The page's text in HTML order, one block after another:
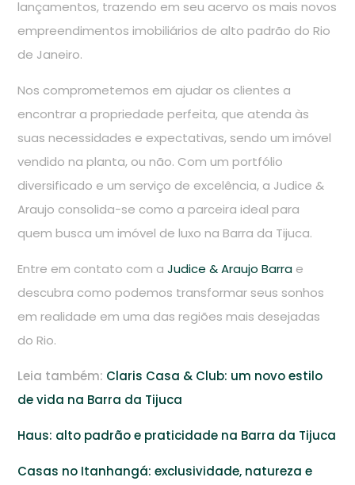
lançamentos, trazendo em seu acervo os mais novos
empreendimentos imobiliários de alto padrão do Rio
de Janeiro.
Nos comprometemos em ajudar os clientes a
encontrar a propriedade perfeita, que atenda às
suas necessidades e expectativas, sendo um imóvel
vendido na planta, ou não. Com um portfólio
diversificado e um serviço de excelência, a Judice &
Araujo consolida-se como a parceira ideal para
quem busca um imóvel de luxo na Barra da Tijuca.
Entre em contato com aJudice & Araujo Barra e
descubra como podemos transformar seus sonhos
em realidade em uma das regiões mais desejadas
do Rio.
Leia também: Claris Casa & Club: um novo estilo
de vida na Barra da Tijuca
Haus: alto padrão e praticidade na Barra da Tijuca
Casas no Itanhangá: exclusividade, natureza e